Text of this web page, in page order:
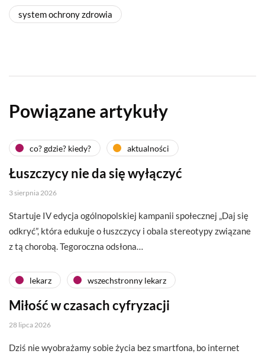
system ochrony zdrowia
Powiązane artykuły
co? gdzie? kiedy? aktualności
Łuszczycy nie da się wyłączyć
3 sierpnia 2026
Startuje IV edycja ogólnopolskiej kampanii społecznej „Daj się
odkryć”, która edukuje o łuszczycy i obala stereotypy związane
z tą chorobą. Tegoroczna odsłona…
lekarz wszechstronny lekarz
Miłość w czasach cyfryzacji
28 lipca 2026
Dziś nie wyobrażamy sobie życia bez smartfona, bo internet